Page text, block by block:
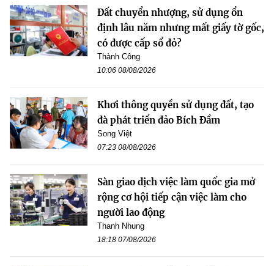
Đất chuyển nhượng, sử dụng ổn
định lâu năm nhưng mất giấy tờ gốc,
có được cấp sổ đỏ?
Thành Công
10:06 08/08/2026
Khơi thông quyền sử dụng đất, tạo
đà phát triển đảo Bích Đầm
Song Việt
07:23 08/08/2026
Sàn giao dịch việc làm quốc gia mở
rộng cơ hội tiếp cận việc làm cho
người lao động
Thanh Nhung
18:18 07/08/2026